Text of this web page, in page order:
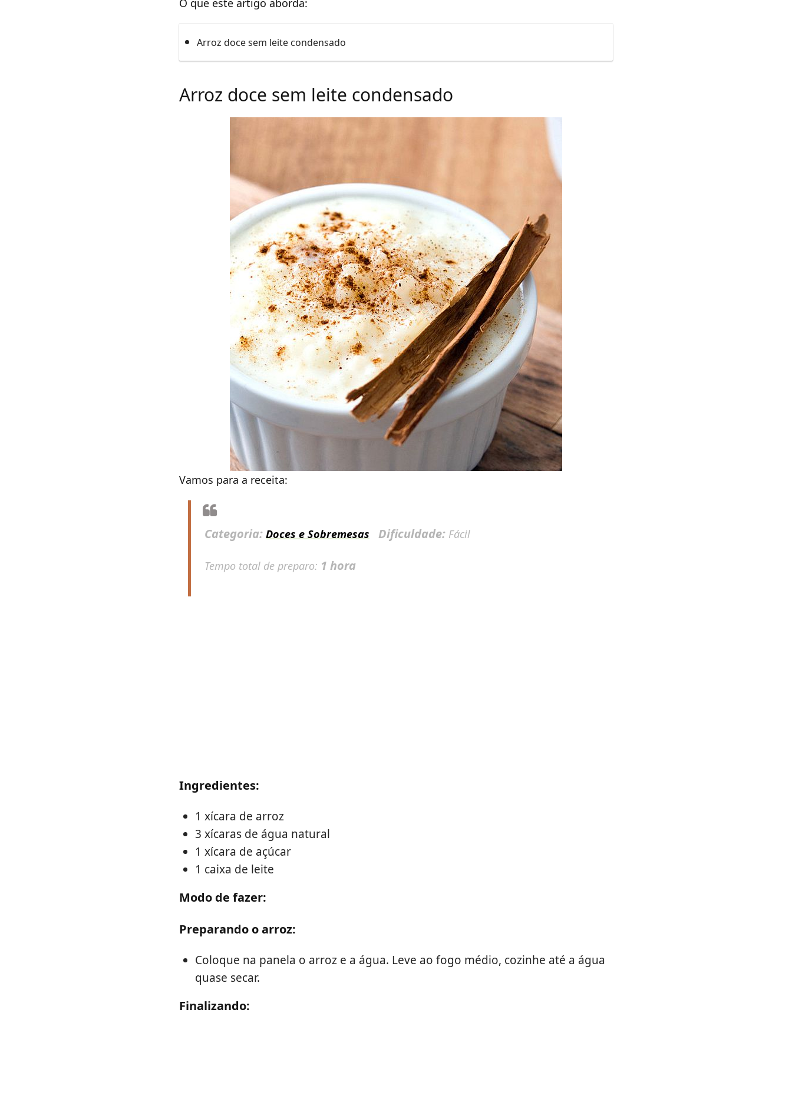
Arroz doce sem leite condensado
Arroz doce sem leite condensado
Vamos para a receita:
Categoria: Doces e Sobremesas Dificuldade: Fácil
Tempo total de preparo: 1 hora
Ingredientes:
1 xícara de arroz
3 xícaras de água natural
1 xícara de açúcar
1 caixa de leite
Modo de fazer:
Preparando o arroz:
Coloque na panela o arroz e a água. Leve ao fogo médio, cozinhe até a água
quase secar.
Finalizando: